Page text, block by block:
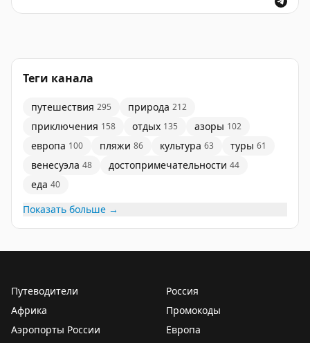
Теги канала
путешествия 295 природа 212
приключения 158 отдых 135 азоры 102
европа 100 пляжи 86 культура 63 туры 61
венесуэла 48 достопримечательности 44
еда 40
Показать больше →
Путеводители
Россия
Африка
Промокоды
Аэропорты России
Европа